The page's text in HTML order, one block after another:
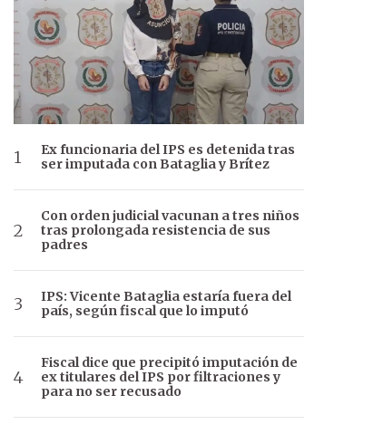
Ex funcionaria del IPS es detenida tras
ser imputada con Bataglia y Brítez
Con orden judicial vacunan a tres niños
tras prolongada resistencia de sus
padres
IPS: Vicente Bataglia estaría fuera del
país, según fiscal que lo imputó
Fiscal dice que precipitó imputación de
ex titulares del IPS por filtraciones y
para no ser recusado